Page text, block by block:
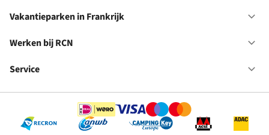
Vakantieparken in Frankrijk
Werken bij RCN
Service